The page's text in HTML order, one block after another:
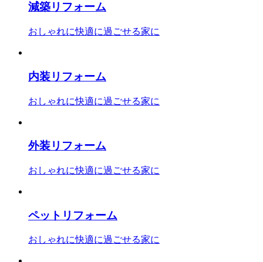
減築リフォーム
おしゃれに快適に過ごせる家に
内装リフォーム
おしゃれに快適に過ごせる家に
外装リフォーム
おしゃれに快適に過ごせる家に
ペットリフォーム
おしゃれに快適に過ごせる家に